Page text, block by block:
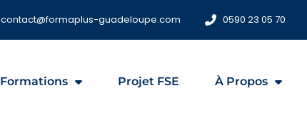
contact@formaplus-guadeloupe.com 0590 23 05 70
Formations Projet FSE À Propos